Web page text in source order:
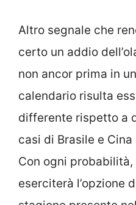
Altro segnale che
certo un addio
non ancor prima in
calendario risulta
differente rispetto a
casi di Brasile e Cina
Con ogni probabilità,
eserciterà l’opzione